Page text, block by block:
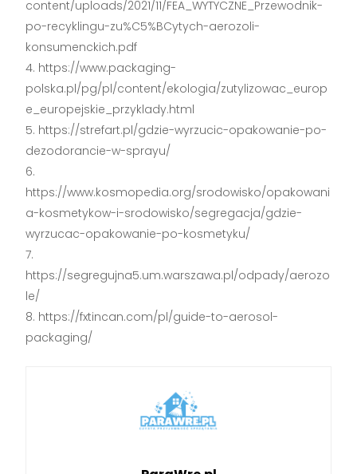
content/uploads/2021/11/FEA_WYTYCZNE_Przewodnik-
po-recyklingu-zu%C5%BCytych-aerozoli-
konsumenckich.pdf
https://www.packaging-
polska.pl/pg/pl/content/ekologia/zutylizowac_europ
e_europejskie_przyklady.html
https://strefart.pl/gdzie-wyrzucic-opakowanie-po-
dezodorancie-w-sprayu/
https://www.kosmopedia.org/srodowisko/opakowani
a-kosmetykow-i-srodowisko/segregacja/gdzie-
wyrzucac-opakowanie-po-kosmetyku/
https://segregujna5.um.warszawa.pl/odpady/aerozo
le/
https://fxtincan.com/pl/guide-to-aerosol-
packaging/